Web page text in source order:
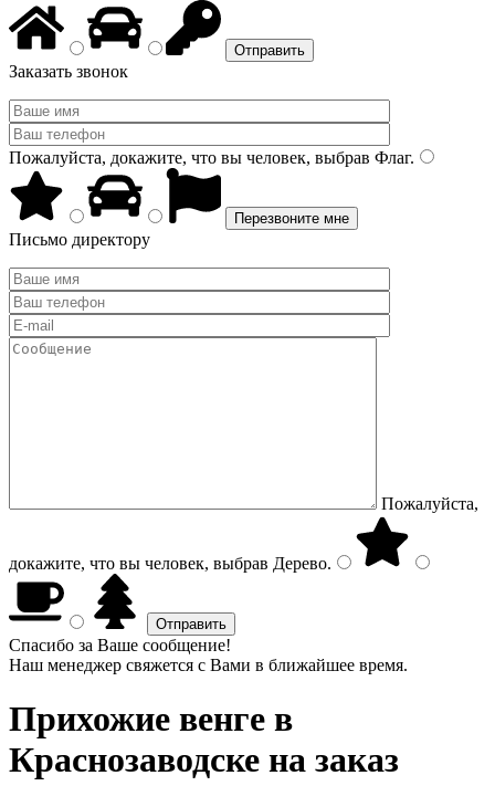
Заказать звонок
Пожалуйста, докажите, что вы человек, выбрав Флаг.
Письмо директору
Пожалуйста,
докажите, что вы человек, выбрав Дерево.
Спасибо за Ваше сообщение!
Наш менеджер свяжется с Вами в ближайшее время.
Прихожие венге в
Краснозаводске на заказ